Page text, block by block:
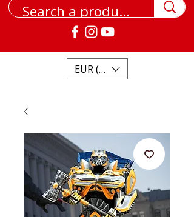
EUR (€)